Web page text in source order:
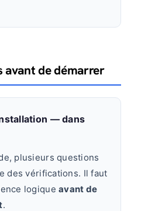
avant de démarrer
— dans
plusieurs questions
des vérifications. Il faut
logiqueavant de
.